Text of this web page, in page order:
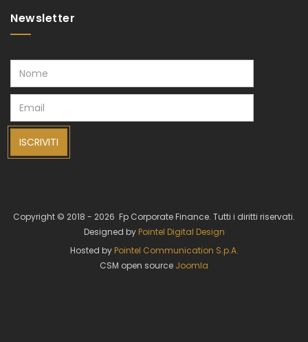
Newsletter
ISCRIVITI
Copyright © 2018 - 2026 Fp Corporate Finance. Tutti i diritti riservati.
Designed by Pointel Digital Design
Hosted by Pointel Communication S.p.A.
CSM open source Joomla